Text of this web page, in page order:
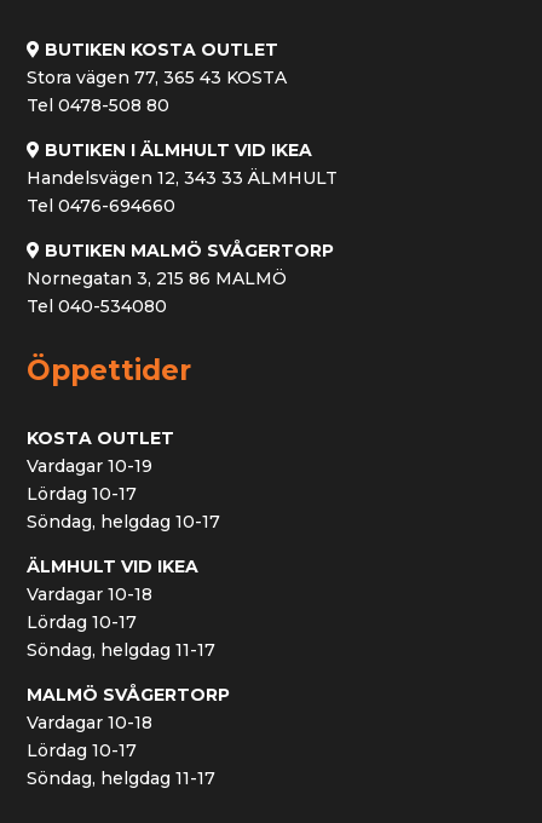
BUTIKEN KOSTA OUTLET
Stora vägen 77, 365 43 KOSTA
Tel 0478-508 80
BUTIKEN I ÄLMHULT VID IKEA
Handelsvägen 12, 343 33 ÄLMHULT
Tel 0476-694660
BUTIKEN MALMÖ SVÅGERTORP
Nornegatan 3, 215 86 MALMÖ
Tel 040-534080
Öppettider
KOSTA OUTLET
Vardagar 10-19
Lördag 10-17
Söndag, helgdag 10-17
ÄLMHULT VID IKEA
Vardagar 10-18
Lördag 10-17
Söndag, helgdag 11-17
MALMÖ SVÅGERTORP
Vardagar 10-18
Lördag 10-17
Söndag, helgdag 11-17